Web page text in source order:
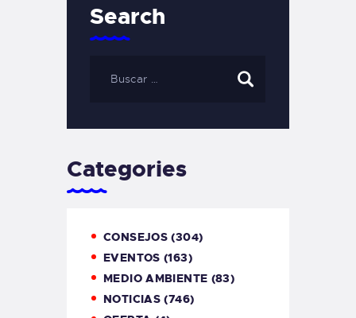
Search
Categories
CONSEJOS (304)
EVENTOS (163)
MEDIO AMBIENTE (83)
NOTICIAS (746)